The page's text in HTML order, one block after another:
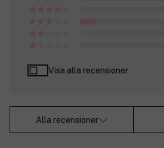
Visa alla recensioner
Alla recensioner